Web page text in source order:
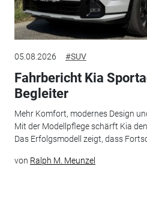
05.08.2026 #SUV
Fahrbericht Kia
Begleiter
Mehr Komfort, modernes Design
Mit der Modellpflege schärft Kia
Das Erfolgsmodell zeigt, dass
von Ralph M. Meunzel